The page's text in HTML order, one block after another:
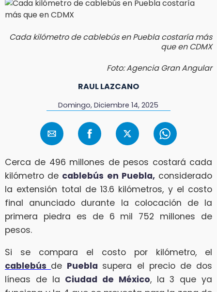
Cada kilómetro de cablebús en Puebla costaría más
que en CDMX
Foto: Agencia Gran Angular
RAUL LAZCANO
Domingo, Diciembre 14, 2025
Cerca de 496 millones de pesos costará cada
kilómetro de cablebús en Puebla,considerado
la extensión total de 13.6 kilómetros, y el costo
final anunciado durante la colocación de la
primera piedra es de 6 mil 752 millones de
pesos.
Si se compara el costo por kilómetro, el
cablebús de Puebla supera el precio de dos
líneas de la Ciudad de México, la 3 que ya